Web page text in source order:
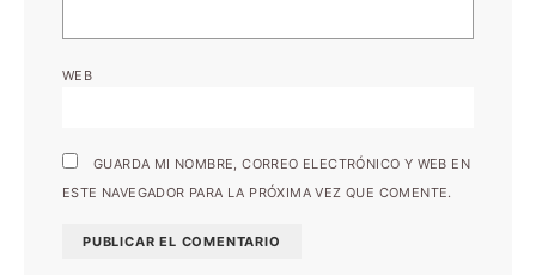
WEB
GUARDA MI NOMBRE, CORREO ELECTRÓNICO Y WEB EN
ESTE NAVEGADOR PARA LA PRÓXIMA VEZ QUE COMENTE.